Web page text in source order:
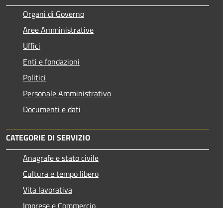
Organi di Governo
Aree Amministrative
Uffici
Enti e fondazioni
Politici
Personale Amministrativo
Documenti e dati
CATEGORIE DI SERVIZIO
Anagrafe e stato civile
Cultura e tempo libero
Vita lavorativa
Imprese e Commercio